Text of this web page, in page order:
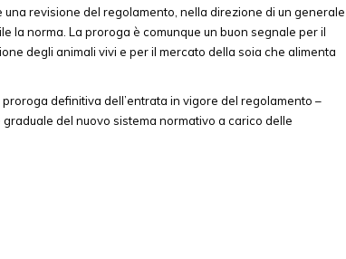
revisione del regolamento, nella direzione di un generale
la norma. La proroga è comunque un buon segnale per il
degli animali vivi e per il mercato della soia che alimenta
definitiva dell’entrata in vigore del regolamento –
del nuovo sistema normativo a carico delle